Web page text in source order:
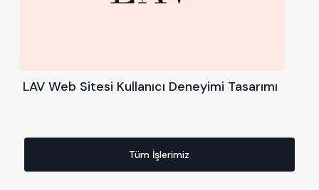
LAV Web Sitesi Kullanıcı Deneyimi Tasarımı
Tüm İşlerimiz